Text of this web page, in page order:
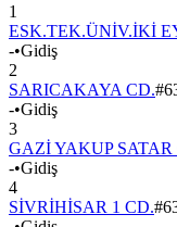
1
ESK.TEK.ÜNİV.İKİ
-•Gidiş
2
SARICAKAYA CD.#
-•Gidiş
3
GAZİ YAKUP SATAR
-•Gidiş
4
SİVRİHİSAR 1 CD.#